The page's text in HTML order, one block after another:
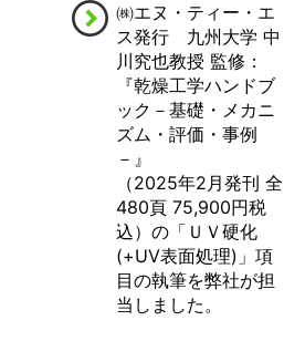
㈱エヌ・ティー・エ
ス発行 九州大学 中
川究也教授 監修：
『乾燥工学ハンドブ
ック－基礎・メカニ
ズム・評価・事例
－』
（2025年2月発刊 全
480頁 75,900円税
込）の「ＵＶ硬化
(+UV表面処理)」項
目の執筆を弊社が担
当しました。